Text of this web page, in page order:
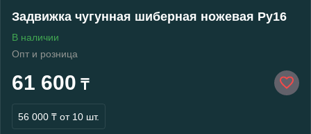
Задвижка чугунная шиберная ножевая Ру16
В наличии
Опт и розница
61 600 ₸
56 000 ₸ от 10 шт.